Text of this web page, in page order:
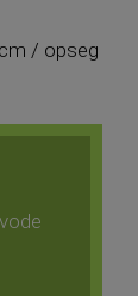
/ opseg